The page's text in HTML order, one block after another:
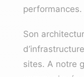
performances.
Son
sites. A notre